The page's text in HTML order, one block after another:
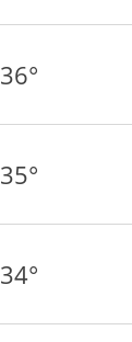
36°
35°
34°